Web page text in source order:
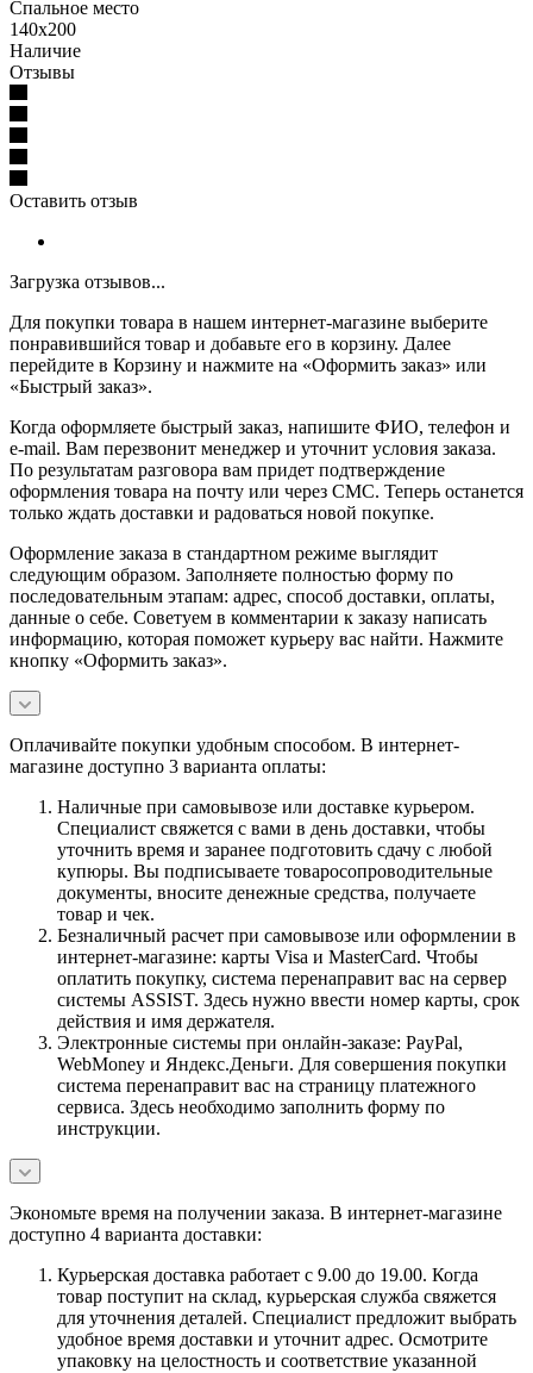
Спальное место
140x200
Наличие
Отзывы
Оставить отзыв
Загрузка отзывов...
Для покупки товара в нашем интернет-магазине выберите
понравившийся товар и добавьте его в корзину. Далее
перейдите в Корзину и нажмите на «Оформить заказ» или
«Быстрый заказ».
Когда оформляете быстрый заказ, напишите ФИО, телефон и
e-mail. Вам перезвонит менеджер и уточнит условия заказа.
По результатам разговора вам придет подтверждение
оформления товара на почту или через СМС. Теперь останется
только ждать доставки и радоваться новой покупке.
Оформление заказа в стандартном режиме выглядит
следующим образом. Заполняете полностью форму по
последовательным этапам: адрес, способ доставки, оплаты,
данные о себе. Советуем в комментарии к заказу написать
информацию, которая поможет курьеру вас найти. Нажмите
кнопку «Оформить заказ».
Оплачивайте покупки удобным способом. В интернет-
магазине доступно 3 варианта оплаты:
Наличные при самовывозе или доставке курьером.
Специалист свяжется с вами в день доставки, чтобы
уточнить время и заранее подготовить сдачу с любой
купюры. Вы подписываете товаросопроводительные
документы, вносите денежные средства, получаете
товар и чек.
Безналичный расчет при самовывозе или оформлении в
интернет-магазине: карты Visa и MasterCard. Чтобы
оплатить покупку, система перенаправит вас на сервер
системы ASSIST. Здесь нужно ввести номер карты, срок
действия и имя держателя.
Электронные системы при онлайн-заказе: PayPal,
WebMoney и Яндекс.Деньги. Для совершения покупки
система перенаправит вас на страницу платежного
сервиса. Здесь необходимо заполнить форму по
инструкции.
Экономьте время на получении заказа. В интернет-магазине
доступно 4 варианта доставки:
Курьерская доставка работает с 9.00 до 19.00. Когда
товар поступит на склад, курьерская служба свяжется
для уточнения деталей. Специалист предложит выбрать
удобное время доставки и уточнит адрес. Осмотрите
упаковку на целостность и соответствие указанной